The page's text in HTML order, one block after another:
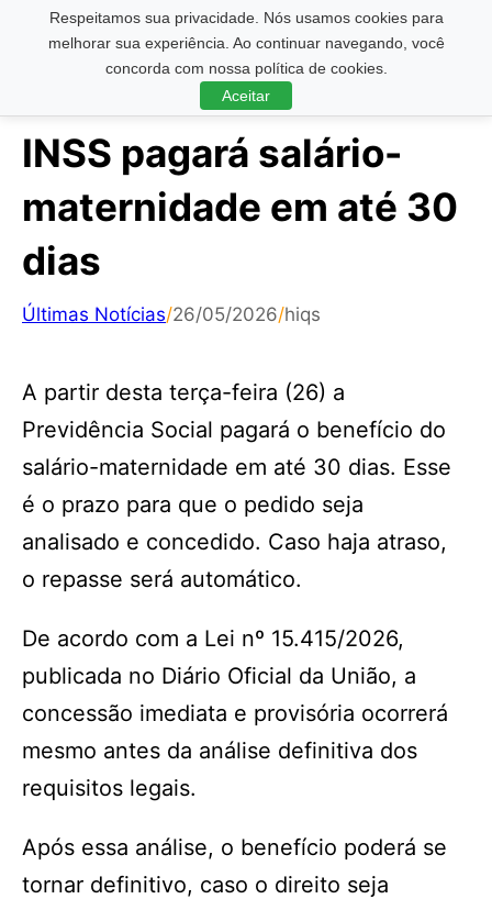
Respeitamos sua privacidade. Nós usamos cookies para
melhorar sua experiência. Ao continuar navegando, você
concorda com nossa política de cookies.
Aceitar
Pesquisar ...
INSS pagará salário-
maternidade em até 30
dias
Últimas Notícias/26/05/2026/hiqs
A partir desta terça-feira (26) a
Previdência Social pagará o benefício do
salário-maternidade em até 30 dias. Esse
é o prazo para que o pedido seja
analisado e concedido. Caso haja atraso,
o repasse será automático.
De acordo com a Lei nº 15.415/2026,
publicada no Diário Oficial da União, a
concessão imediata e provisória ocorrerá
mesmo antes da análise definitiva dos
requisitos legais.
Após essa análise, o benefício poderá se
tornar definitivo, caso o direito seja